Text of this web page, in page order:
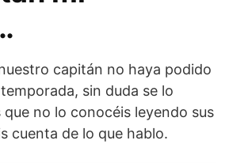
capitán no haya podido
sin duda se lo
que no lo conocéis leyendo sus
cuenta de lo que hablo.